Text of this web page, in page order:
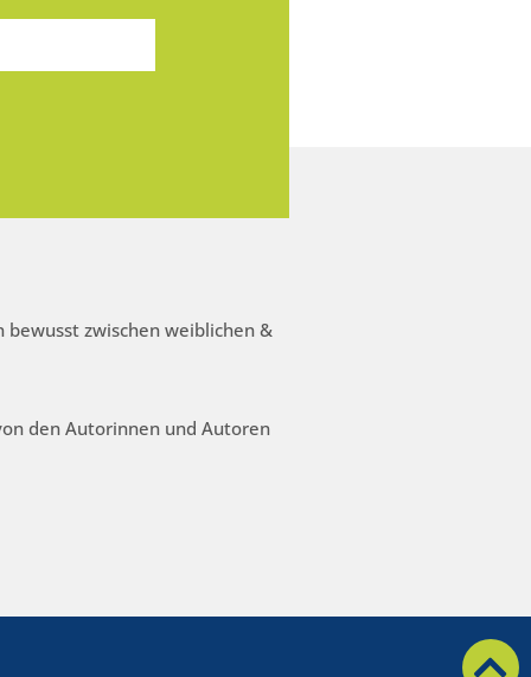
bewusst zwischen weiblichen &
den Autorinnen und Autoren